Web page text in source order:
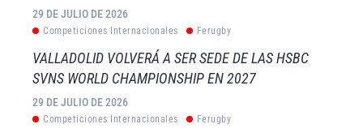
29 DE JULIO DE 2026
Competiciones Internacionales Ferugby
VALLADOLID VOLVERÁ A SER SEDE DE LAS HSBC
SVNS WORLD CHAMPIONSHIP EN 2027
29 DE JULIO DE 2026
Competiciones Internacionales Ferugby